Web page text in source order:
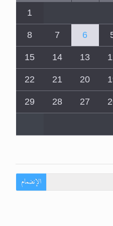
1
6
7
8
13
14
15
20
21
22
27
28
29
الإنضمام